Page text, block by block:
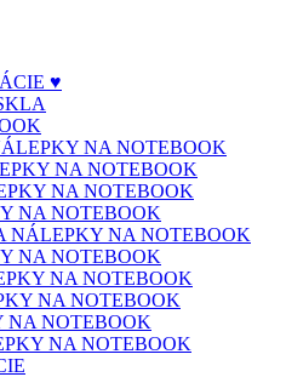
♥
NA NOTEBOOK
NA NOTEBOOK
NA NOTEBOOK
NA NOTEBOOK
NÁLEPKY NA NOTEBOOK
NA NOTEBOOK
NA NOTEBOOK
NA NOTEBOOK
NA NOTEBOOK
NA NOTEBOOK